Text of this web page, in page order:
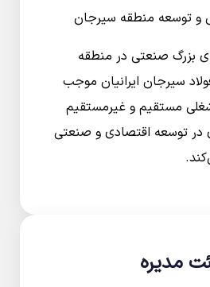
و توسعه منطقه سیرجان
بزرگ صنعتی در منطقه
سیرجان ایرانیان موجب
مستقیم و غیرمستقیم
توسعه اقتصادی و صنعتی
مدیره